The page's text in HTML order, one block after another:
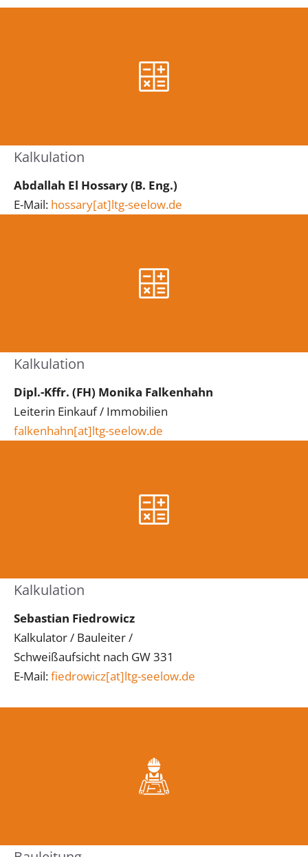
Kalkulation
Abdallah El Hossary (B. Eng.)
E-Mail: hossary[at]ltg-seelow.de
Kalkulation
Dipl.-Kffr. (FH) Monika Falkenhahn
Leiterin Einkauf / Immobilien
falkenhahn[at]ltg-seelow.de
Kalkulation
Sebastian Fiedrowicz
Kalkulator / Bauleiter /
Schweißaufsicht nach GW 331
E-Mail:fiedrowicz[at]ltg-seelow.de